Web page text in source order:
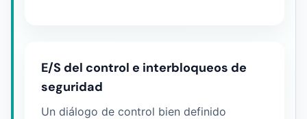
E/S del control e interbloqueos de
seguridad
Un diálogo de control bien definido